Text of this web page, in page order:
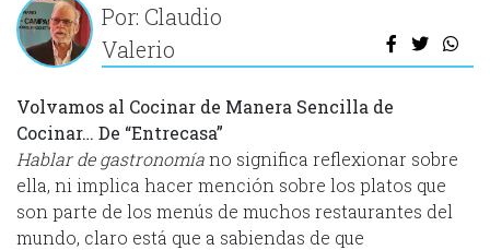
Por: Claudio
Valerio
Volvamos al Cocinar de Manera Sencilla de
Cocinar… De “Entrecasa”
Hablar de gastronomíano significa reflexionar sobre
ella, ni implica hacer mención sobre los platos que
son parte de los menús de muchos restaurantes del
mundo, claro está que a sabiendas de que